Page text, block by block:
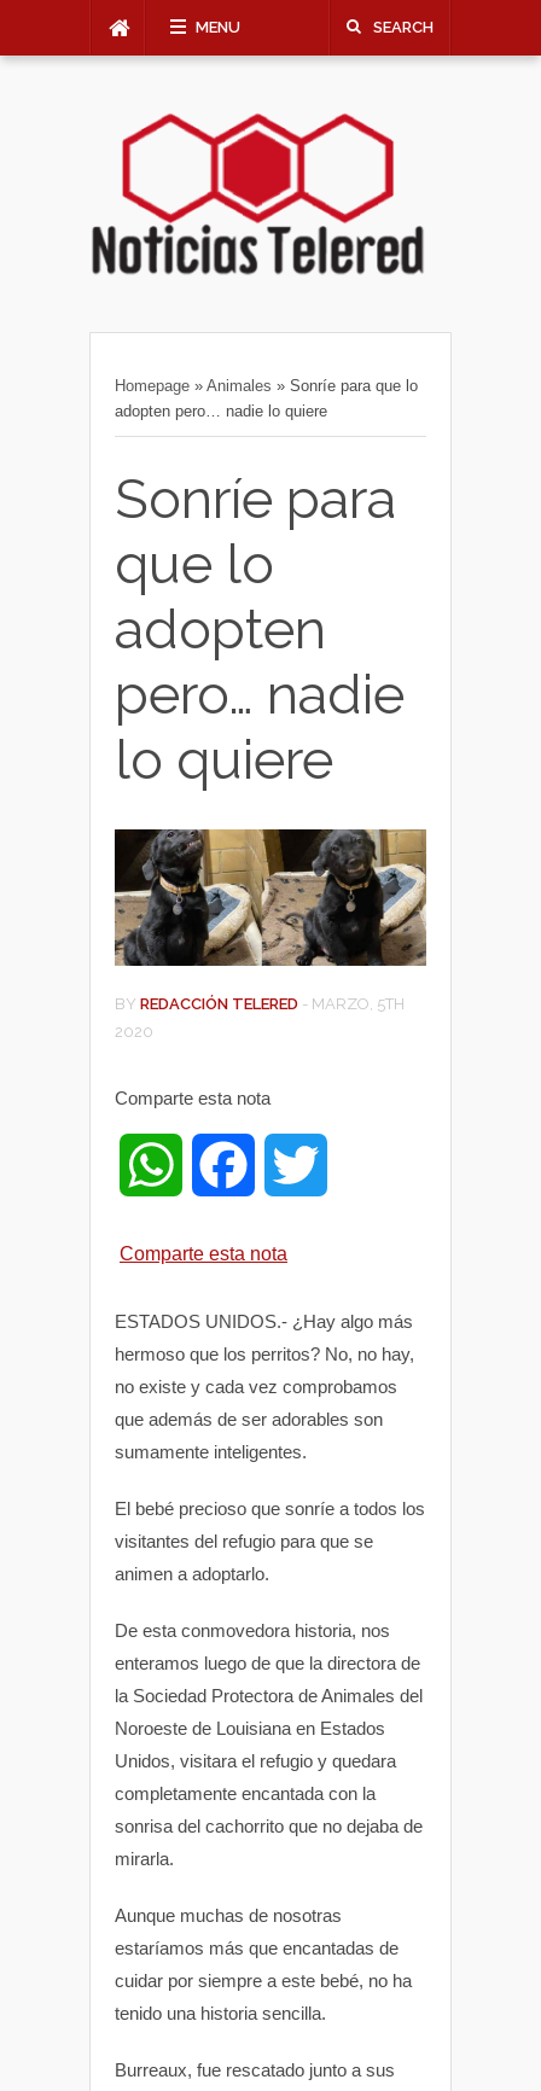
MENU SEARCH
Homepage » Animales » Sonríe para que lo
adopten pero… nadie lo quiere
Sonríe para
que lo
adopten
pero… nadie
lo quiere
BY REDACCIÓN TELERED - MARZO, 5TH
2020
Comparte esta nota
W
t
s
p
e
b
o
t
t
r
Comparte esta nota
ESTADOS UNIDOS.- ¿Hay algo más
hermoso que los perritos? No, no hay,
no existe y cada vez comprobamos
que además de ser adorables son
sumamente inteligentes.
El bebé precioso que sonríe a todos los
visitantes del refugio para que se
animen a adoptarlo.
De esta conmovedora historia, nos
enteramos luego de que la directora de
la Sociedad Protectora de Animales del
Noroeste de Louisiana en Estados
Unidos, visitara el refugio y quedara
completamente encantada con la
sonrisa del cachorrito que no dejaba de
mirarla.
Aunque muchas de nosotras
estaríamos más que encantadas de
cuidar por siempre a este bebé, no ha
tenido una historia sencilla.
Burreaux, fue rescatado junto a sus